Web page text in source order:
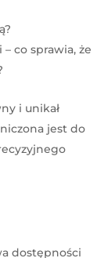
co sprawia, że
i unikał
jest do
dostępności